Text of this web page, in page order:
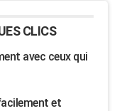
CLICS
avec ceux qui
et